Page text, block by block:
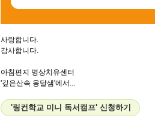
사랑합니다.
감사합니다.
아침편지 명상치유센터
'깊은산속 옹달샘'에서...
'링컨학교 미니 독서캠프' 신청하기